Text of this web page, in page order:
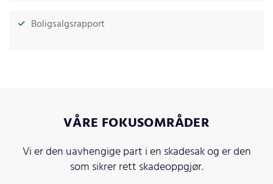
Boligsalgsrapport
VÅRE FOKUSOMRÅDER
Vi er den uavhengige part i en skadesak og er den
som sikrer rett skadeoppgjør.